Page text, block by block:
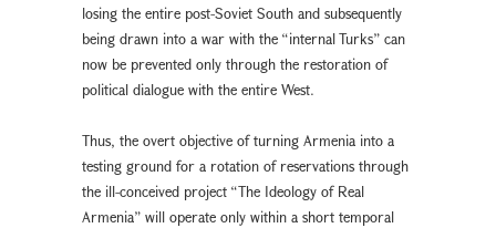
losing the entire post-Soviet South and subsequently
being drawn into a war with the “internal Turks” can
now be prevented only through the restoration of
political dialogue with the entire West.
Thus, the overt objective of turning Armenia into a
testing ground for a rotation of reservations through
the ill-conceived project “The Ideology of Real
Armenia” will operate only within a short temporal